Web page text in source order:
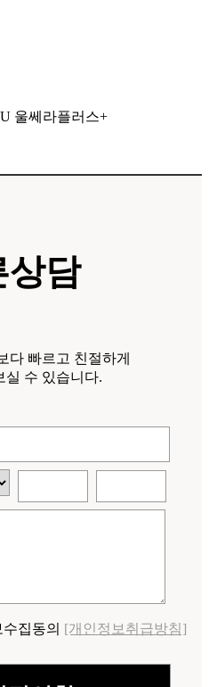
울쎄라플러스+
상담
다 빠르고 친절하게
실 수 있습니다.
집동의 [개인정보취급방침]